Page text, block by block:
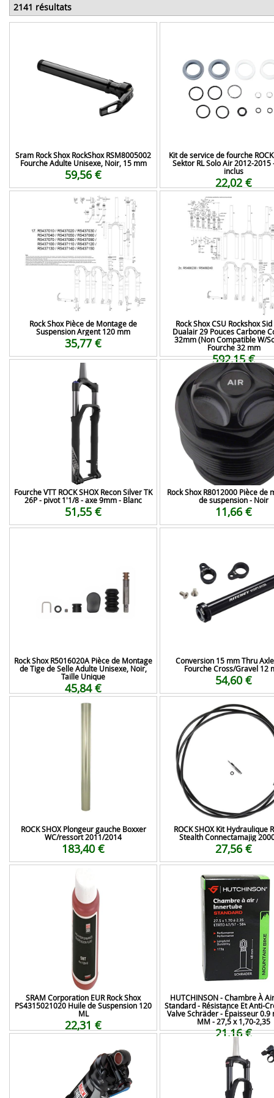
2141 résultats
Sram Rock Shox RockShox RSM8005002
Fourche Adulte Unisexe, Noir, 15 mm
59,56 €
Kit de service de fourche ROCK
Sektor RL Solo Air 2012-2015
inclus
22,02 €
Rock Shox Pièce de Montage de
Suspension Argent 120 mm
35,77 €
Rock Shox CSU Rockshox Sid
Dualair 29 Pouces Carbone
32mm (Non Compatible W/
Fourche 32 mm
592,15 €
Fourche VTT ROCK SHOX Recon Silver TK
26P - pivot 1'1/8 - axe 9mm - Blanc
51,55 €
Rock Shox R8012000 Pièce de
de suspension - Noir
11,66 €
Rock Shox R5016020A Pièce de Montage
de Tige de Selle Adulte Unisexe, Noir,
Taille Unique
45,84 €
Conversion 15 mm Thru
Fourche Cross/Gravel 12
54,60 €
ROCK SHOX Plongeur gauche Boxxer
WC/ressort 2011/2014
183,40 €
ROCK SHOX Kit Hydraulique
Stealth Connectamajig
27,56 €
SRAM Corporation EUR Rock Shox
PS4315021020 Huile de Suspension 120
ML
22,31 €
HUTCHINSON - Chambre À
Standard - Résistance Et Anti-
Valve Schräder - Épaisseur 0.9
MM - 27,5 x 1,70-2,35
21,16 €